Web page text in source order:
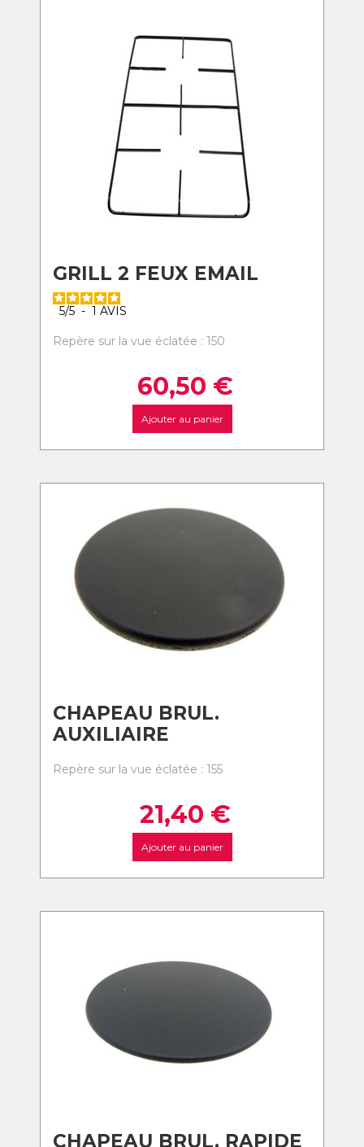
GRILL 2 FEUX EMAIL
5/5 - 1 AVIS
Repère sur la vue éclatée : 150
60,50 €
Ajouter au panier
CHAPEAU BRUL.
AUXILIAIRE
Repère sur la vue éclatée : 155
21,40 €
Ajouter au panier
CHAPEAU BRUL. RAPIDE